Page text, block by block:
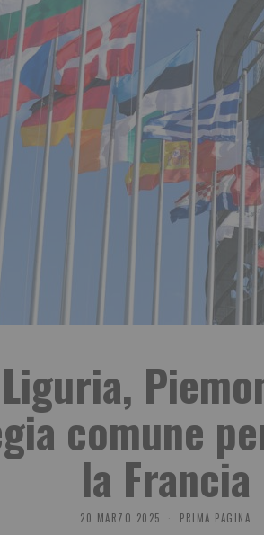
comune
la Francia
20 MARZO 2025 PRIMA PAGINA